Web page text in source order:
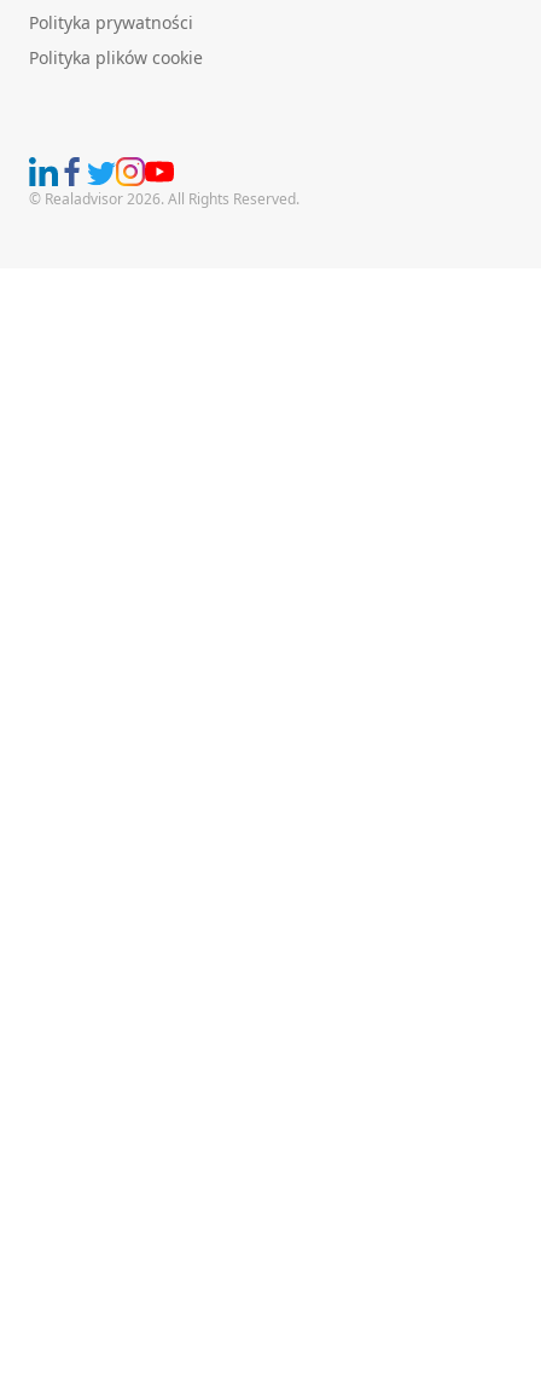
Polityka prywatności
Polityka plików cookie
© Realadvisor 2026. All Rights Reserved.